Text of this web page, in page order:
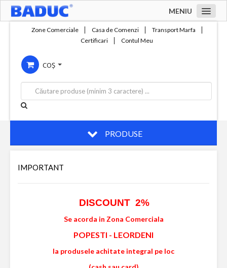
MENIU
Compania
Servicii
Productie
Contact
Zone Comerciale Casa de Comenzi
Transport Marfa
Certificari
Contul Meu
COȘ
PRODUSE
IMPORTANT
DISCOUNT 2%
Se acorda in Zona Comerciala
POPESTI - LEORDENI
la produsele achitate integral pe loc